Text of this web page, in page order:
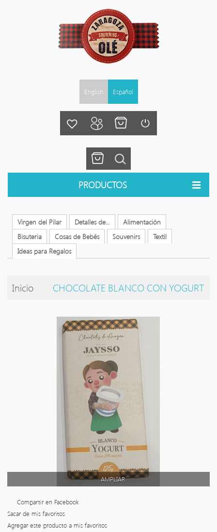
English Español
PRODUCTOS
Virgen del Pilar Detalles de...
Alimentación
Bisuteria
Cosas de Bebés Souvenirs
Textil
Ideas para Regalos
Inicio CHOCOLATE BLANCO CON YOGURT
AMPLIAR
Compartir en Facebook
Sacar de mis favoritos
Agregar este producto a mis favoritos